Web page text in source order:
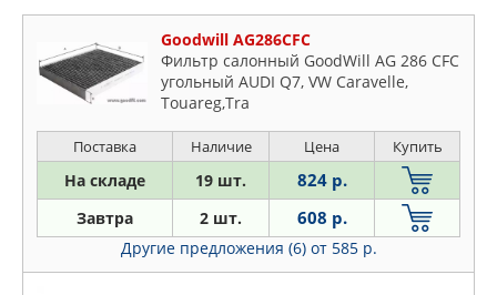
Goodwill AG286CFC
Фильтр салонный GoodWill AG 286 CFC
угольный AUDI Q7, VW Caravelle,
Touareg,Tra
Поставка Наличие Цена Купить
На складе 19 шт. 824 р.
Завтра 2 шт. 608 р.
Другие предложения (6) от 585 р.